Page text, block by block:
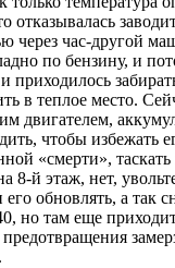
отказывалась
через час-другой
по бензину, и
приходилось
в теплое место.
двигателем,
чтобы избежать
«смерти», таскать
8-й этаж, нет,
обновлять, а так
но там еще